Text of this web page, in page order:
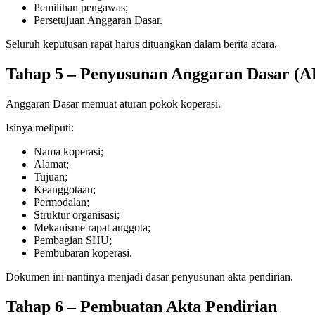
Pemilihan pengawas;
Persetujuan Anggaran Dasar.
Seluruh keputusan rapat harus dituangkan dalam berita acara.
Tahap 5 – Penyusunan Anggaran Dasar
Anggaran Dasar memuat aturan pokok koperasi.
Isinya meliputi:
Nama koperasi;
Alamat;
Tujuan;
Keanggotaan;
Permodalan;
Struktur organisasi;
Mekanisme rapat anggota;
Pembagian SHU;
Pembubaran koperasi.
Dokumen ini nantinya menjadi dasar penyusunan akta pendirian.
Tahap 6 – Pembuatan Akta Pendirian